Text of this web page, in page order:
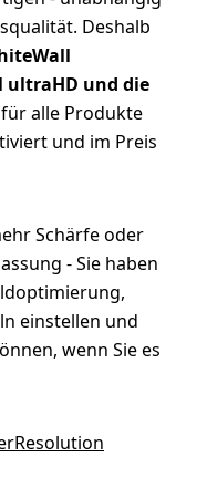
Deshalb
ultraHD und die
für alle Produkte
und im Preis
Schärfe oder
- Sie haben
einstellen und
wenn Sie es